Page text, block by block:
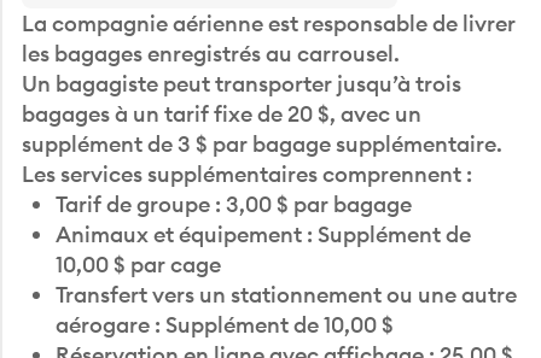
La compagnie aérienne est responsable de livrer
les bagages enregistrés au carrousel.
Un bagagiste peut transporter jusqu’à trois
bagages à un tarif fixe de 20 $, avec un
supplément de 3 $ par bagage supplémentaire.
Les services supplémentaires comprennent :
Tarif de groupe : 3,00 $ par bagage
Animaux et équipement : Supplément de
10,00 $ par cage
Transfert vers un stationnement ou une autre
aérogare : Supplément de 10,00 $